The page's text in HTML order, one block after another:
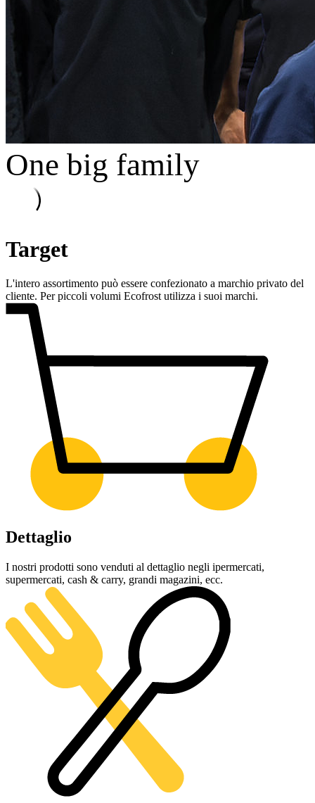
One big family
Target
L'intero assortimento può essere confezionato a marchio privato del
cliente. Per piccoli volumi Ecofrost utilizza i suoi marchi.
Dettaglio
I nostri prodotti sono venduti al dettaglio negli ipermercati,
supermercati, cash & carry, grandi magazini, ecc.